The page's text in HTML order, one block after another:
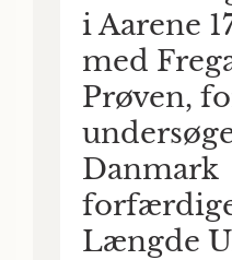
i Aarene
med
Prøven,
Danmark
Længde